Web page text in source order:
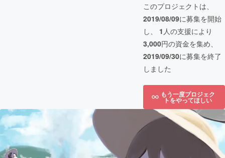
このプロジェクトは、
2019/08/09に募集を開始
し、 1 人の支援により
3,000円の資金を集め、
2019/09/30に募集を終了
しました
もう一度プロジェク
トをやってほしい